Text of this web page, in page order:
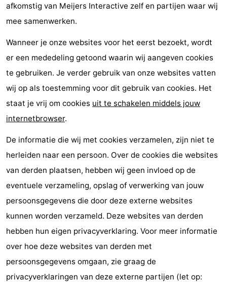
afkomstig van Meijers Interactive zelf en partijen waar wij
mee samenwerken.
Wanneer je onze websites voor het eerst bezoekt, wordt
er een mededeling getoond waarin wij aangeven cookies
te gebruiken. Je verder gebruik van onze websites vatten
wij op als toestemming voor dit gebruik van cookies. Het
staat je vrij om cookies uit te schakelen middels jouw
internetbrowser.
De informatie die wij met cookies verzamelen, zijn niet te
herleiden naar een persoon. Over de cookies die websites
van derden plaatsen, hebben wij geen invloed op de
eventuele verzameling, opslag of verwerking van jouw
persoonsgegevens die door deze externe websites
kunnen worden verzameld. Deze websites van derden
hebben hun eigen privacyverklaring. Voor meer informatie
over hoe deze websites van derden met
persoonsgegevens omgaan, zie graag de
privacyverklaringen van deze externe partijen (let op: